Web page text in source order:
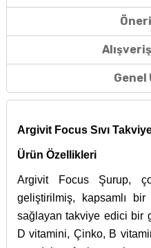
Genel
Argivit Focus Sıvı
Ürün Özellikleri
Argivit Focus Şurup,
geliştirilmiş, kapsamlı
sağlayan takviye edici bir
D vitamini, Çinko, B